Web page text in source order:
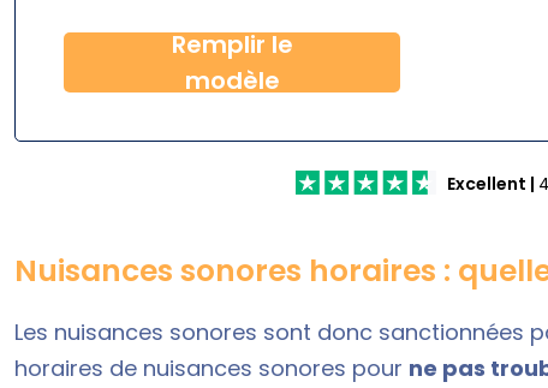
Remplir le
modèle
Excellent |
Nuisances sonores horaires :
Les nuisances sonores sont donc sanctionnées
horaires de nuisances sonores pour ne pas